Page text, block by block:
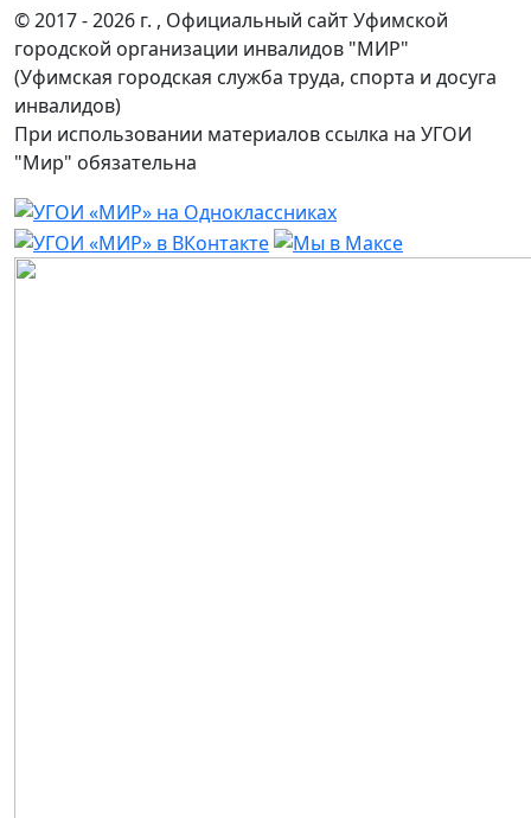
© 2017 - 2026 г. , Официальный сайт Уфимской
городской организации инвалидов "МИР"
(Уфимская городская служба труда, спорта и досуга
инвалидов)
При использовании материалов ссылка на УГОИ
"Мир" обязательна